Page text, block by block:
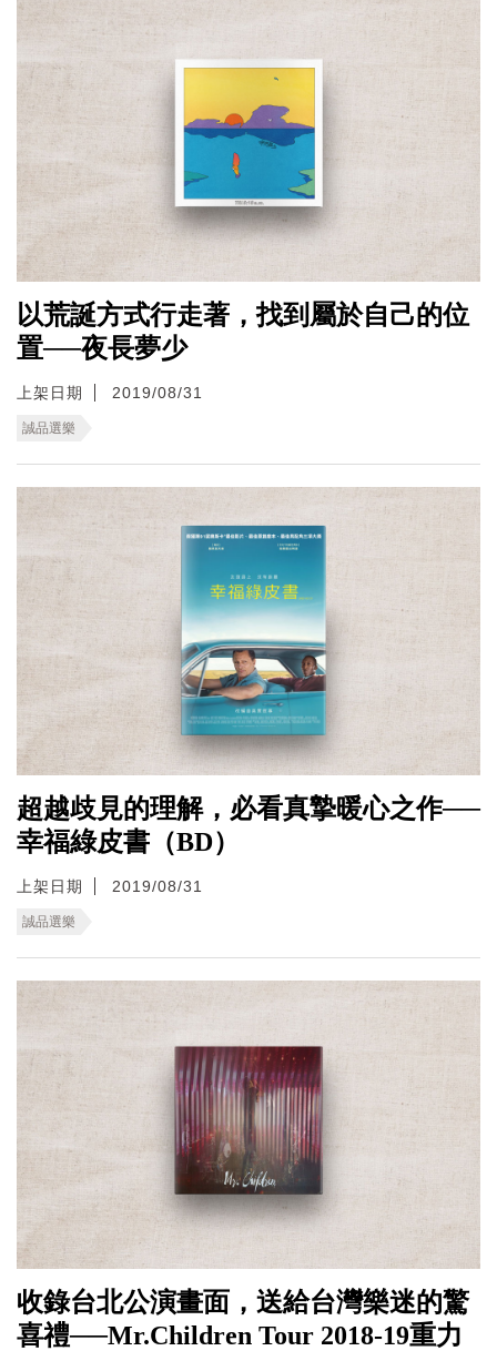
以荒誕方式行走著，找到屬於自己的位
置──夜長夢少
上架日期 2019/08/31
誠品選樂
超越歧見的理解，必看真摯暖心之作──
幸福綠皮書（BD）
上架日期 2019/08/31
誠品選樂
收錄台北公演畫面，送給台灣樂迷的驚
喜禮──Mr.Children Tour 2018-19重力